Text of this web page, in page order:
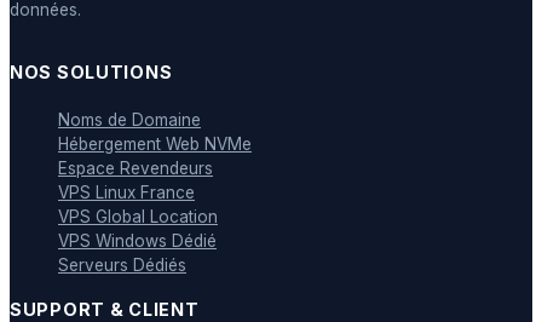
données.
NOS SOLUTIONS
Noms de Domaine
Hébergement Web NVMe
Espace Revendeurs
VPS Linux France
VPS Global Location
VPS Windows Dédié
Serveurs Dédiés
SUPPORT & CLIENT